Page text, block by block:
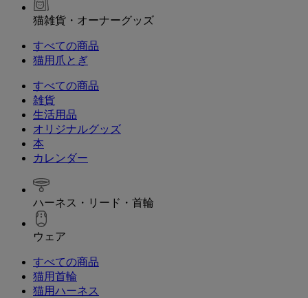
猫雑貨・オーナーグッズ
すべての商品
猫用爪とぎ
すべての商品
雑貨
生活用品
オリジナルグッズ
本
カレンダー
ハーネス・リード・首輪
ウェア
すべての商品
猫用首輪
猫用ハーネス